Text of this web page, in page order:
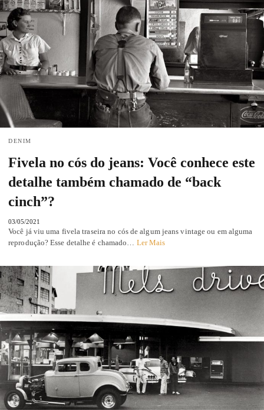
DENIM
Fivela no cós do jeans: Você conhece este
detalhe também chamado de “back
cinch”?
03/05/2021
Você já viu uma fivela traseira no cós de algum jeans vintage ou em alguma
reprodução? Esse detalhe é chamado… Ler Mais